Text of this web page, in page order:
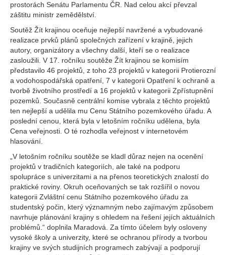
prostorách Senátu Parlamentu ČR. Nad celou akcí převzal
záštitu ministr zemědělství.
Soutěž Žít krajinou oceňuje nejlepší navržené a vybudované
realizace prvků plánů společných zařízení v krajině, jejich
autory, organizátory a všechny další, kteří se o realizace
zasloužili. V 17. ročníku soutěže Žít krajinou se komisím
představilo 46 projektů, z toho 23 projektů v kategorii Protierozní
a vodohospodářská opatření, 7 v kategorii Opatření k ochraně a
tvorbě životního prostředí a 16 projektů v kategorii Zpřístupnění
pozemků. Současně centrální komise vybrala z těchto projektů
ten nejlepší a udělila mu Cenu Státního pozemkového úřadu. A
poslední cenou, která byla v letošním ročníku udělena, byla
Cena veřejnosti. O té rozhodla veřejnost v internetovém
hlasování.
„V letošním ročníku soutěže se kladl důraz nejen na ocenění
projektů v tradičních kategoriích, ale také na podporu
spolupráce s univerzitami a na přenos teoretických znalostí do
praktické roviny. Okruh oceňovaných se tak rozšířil o novou
kategorii Zvláštní cenu Státního pozemkového úřadu za
studentský počin, který významným nebo zajímavým způsobem
navrhuje plánování krajiny s ohledem na řešení jejích aktuálních
problémů.“ doplnila Maradová. Za tímto účelem byly osloveny
vysoké školy a univerzity, které se ochranou přírody a tvorbou
krajiny ve svých studijních programech zabývají a podporují